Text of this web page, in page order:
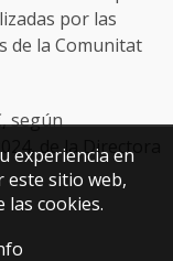
por las
de la Comunitat
según
de la Directora
experiencia en
este sitio web,
las cookies.